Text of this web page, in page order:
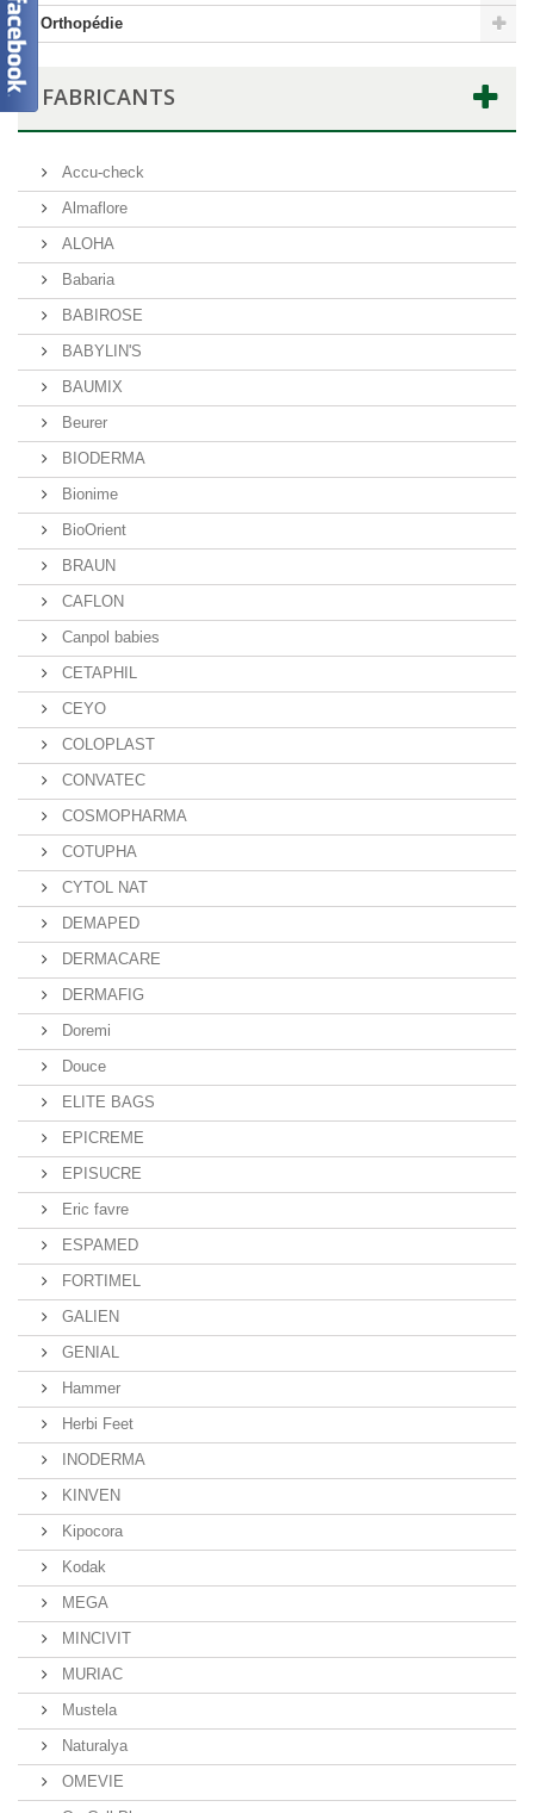
Orthopédie
FABRICANTS
Accu-check
Almaflore
ALOHA
Babaria
BABIROSE
BABYLIN'S
BAUMIX
Beurer
BIODERMA
Bionime
BioOrient
BRAUN
CAFLON
Canpol babies
CETAPHIL
CEYO
COLOPLAST
CONVATEC
COSMOPHARMA
COTUPHA
CYTOL NAT
DEMAPED
DERMACARE
DERMAFIG
Doremi
Douce
ELITE BAGS
EPICREME
EPISUCRE
Eric favre
ESPAMED
FORTIMEL
GALIEN
GENIAL
Hammer
Herbi Feet
INODERMA
KINVEN
Kipocora
Kodak
MEGA
MINCIVIT
MURIAC
Mustela
Naturalya
OMEVIE